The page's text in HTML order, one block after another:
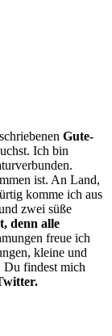
Gute-
Ich bin
ist. An Land,
komme ich aus
zwei süße
denn alle
freue ich
kleine und
Du findest mich